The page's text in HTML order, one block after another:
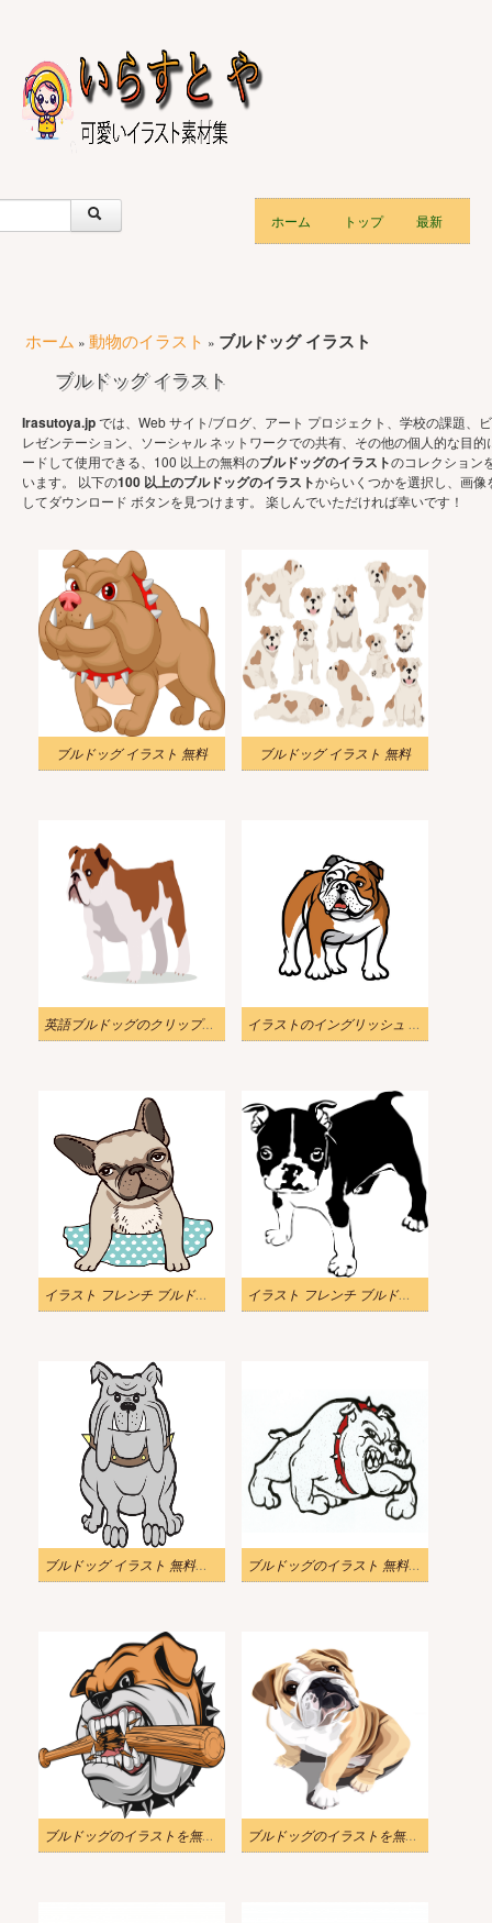
ホーム トップ 最新
ホーム » 動物のイラスト » ブルドッグ イラスト
ブルドッグ イラスト
Irasutoya.jpでは、Web サイト/ブログ、アート プロジェクト、学校の課題、
レゼンテーション、ソーシャル ネットワークでの共有、その他の個人的な目的
ードして使用できる、100 以上の無料のブルドッグのイラストのコレクション
います。 以下の100 以上のブルドッグのイラストからいくつかを選択し、画像
してダウンロード ボタンを見つけます。 楽しんでいただければ幸いです！
ブルドッグ イラスト 無料 ブルドッグ イラスト 無料
英語ブルドッグのクリップアート png をイラストします。 イラストのイングリッシュ ブルドッグのクリップアート
イラスト フレンチ ブルドッグ クリップアート無料ダウンロード イラスト フレンチ ブルドッグ クリップ アート PNG イメージ
ブルドッグ イラスト 無料画像 ブルドッグのイラスト 無料画像
ブルドッグのイラストを無料でダウンロード ブルドッグのイラストを無料でダウンロード